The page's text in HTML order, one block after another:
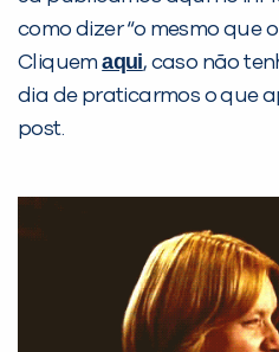
como dizer “o mesmo que
Cliquemaqui, caso não
dia de praticarmos o que
post.
PEÇA UMA
Não encontramos
inFlux nesta
você